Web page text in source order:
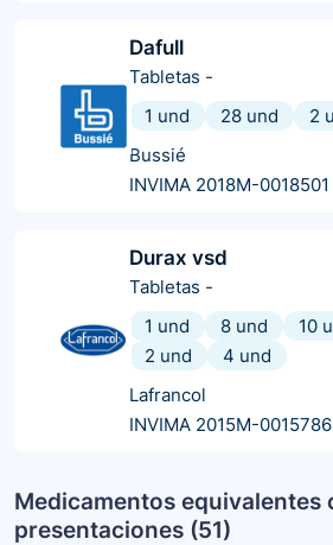
Dafull
Tabletas -
1 und
28 und
2
Bussié
INVIMA 2018M-0018501
Durax vsd
Tabletas -
1 und
8 und 10
2 und
4 und
Lafrancol
INVIMA 2015M-0015786
Medicamentos equivalentes
presentaciones (51)